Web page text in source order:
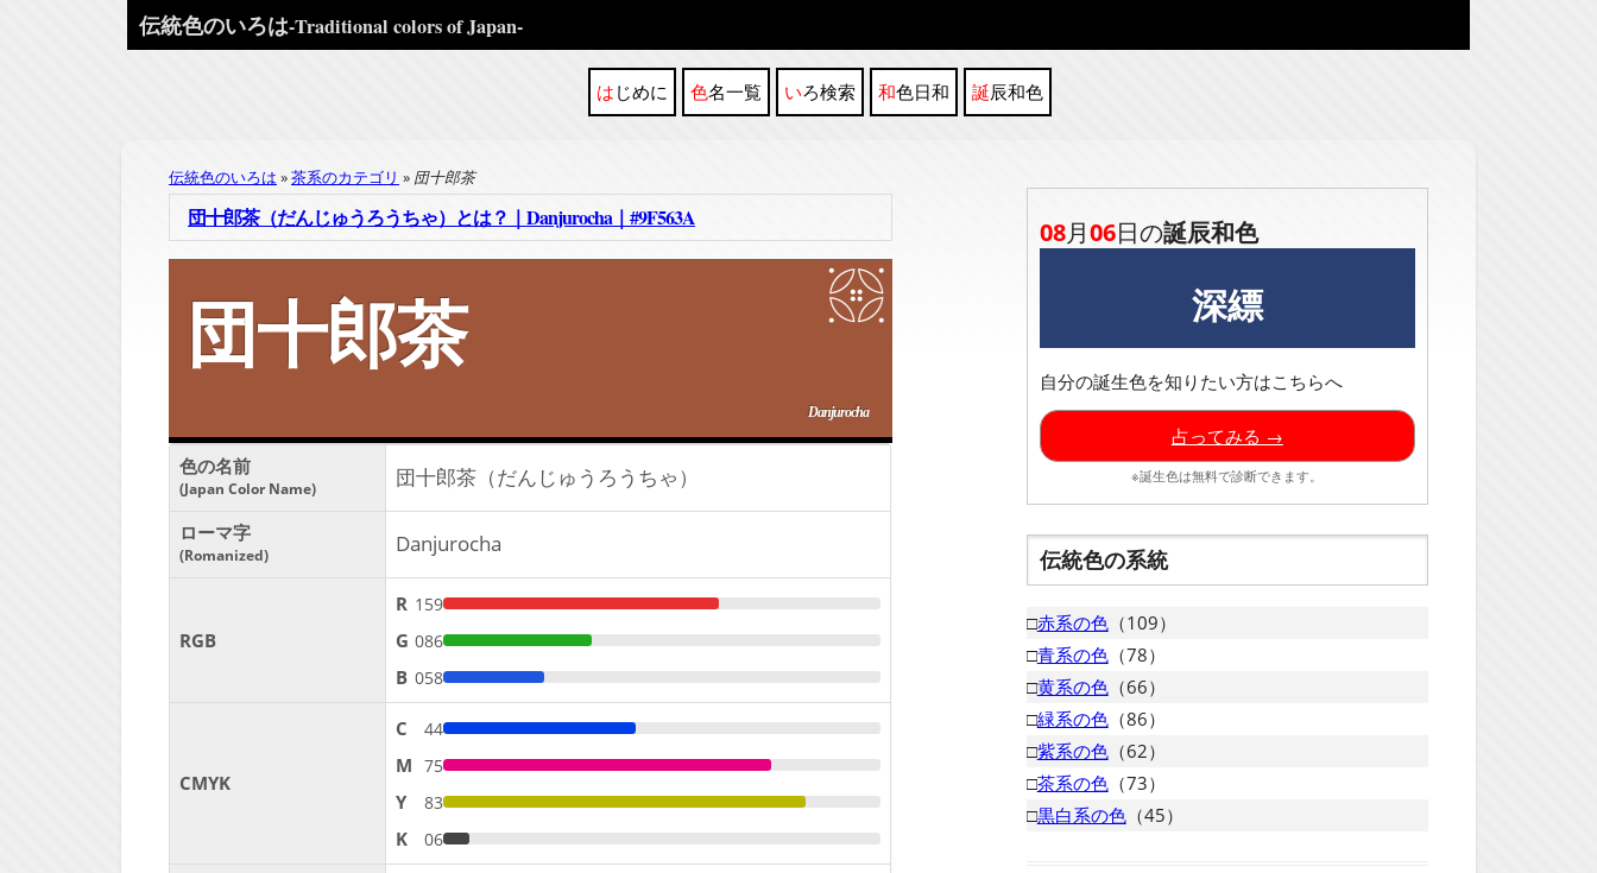
伝統色のいろは-Traditional colors of Japan-
はじめに 色名一覧 いろ検索 和色日和 誕辰和色
伝統色のいろは 茶系のカテゴリ 団十郎茶
団十郎茶（だんじゅうろうちゃ）とは？｜Danjurocha｜#9F563A
団十郎茶
Danjurocha
色の名前
Japan Color Name 団十郎茶（だんじゅうろうちゃ）
ローマ字
Romanized Danjurocha
RGB
R 159
G 086
B 058
CMYK
C 44
M 75
Y 83
K 06
08月06日の誕辰和色
深縹
自分の誕生色を知りたい方はこちらへ
占ってみる →
※誕生色は無料で診断できます。
伝統色の系統
□赤系の色（109）
□青系の色（78）
□黄系の色（66）
□緑系の色（86）
□紫系の色（62）
□茶系の色（73）
□黒白系の色（45）